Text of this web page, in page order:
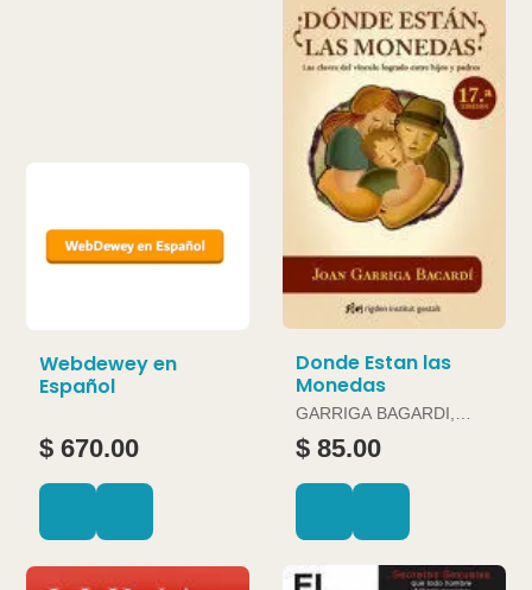
Webdewey en
Español
$ 670.00
Donde Estan las
Monedas
GARRIGA BAGARDI,
JOAN
$ 85.00